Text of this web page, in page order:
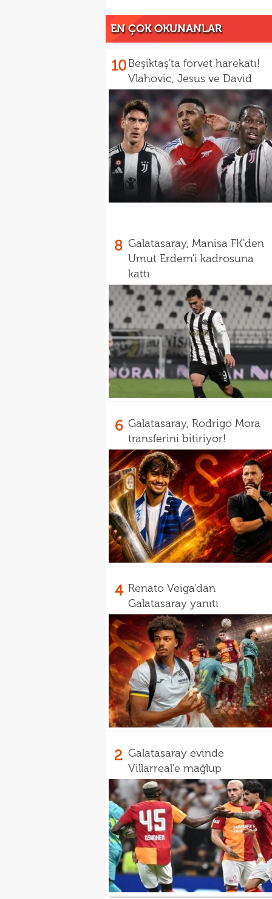
EN ÇOK OKUNANLAR
10Beşiktaş'ta forvet harekatı!
Vlahovic, Jesus ve David
8 Galatasaray, Manisa FK'den
Umut Erdem'i kadrosuna
kattı
6 Galatasaray, Rodrigo Mora
transferini bitiriyor!
4 Renato Veiga'dan
Galatasaray yanıtı
2 Galatasaray evinde
Villarreal'e mağlup